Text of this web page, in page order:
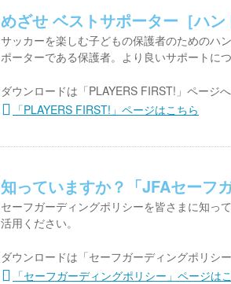
めざせ ベストサポーター［ハン
サッカーを楽しむ子どもの保護者のためのハ
ポーターである保護者。より良いサポートにつ
ダウンロードは「PLAYERS FIRST!」ページへ
「PLAYERS FIRST!」ページはこちら
知っていますか？「JFAセーフ
セーフガーディングポリシーを皆さまに知っ
活用ください。
ダウンロードは「セーフガーディングポリシ
「セーフガーディングポリシー」ページは